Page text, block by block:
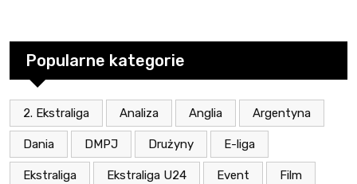
Popularne kategorie
2. Ekstraliga Analiza Anglia Argentyna
Dania DMPJ Drużyny E-liga
Ekstraliga Ekstraliga U24 Event Film